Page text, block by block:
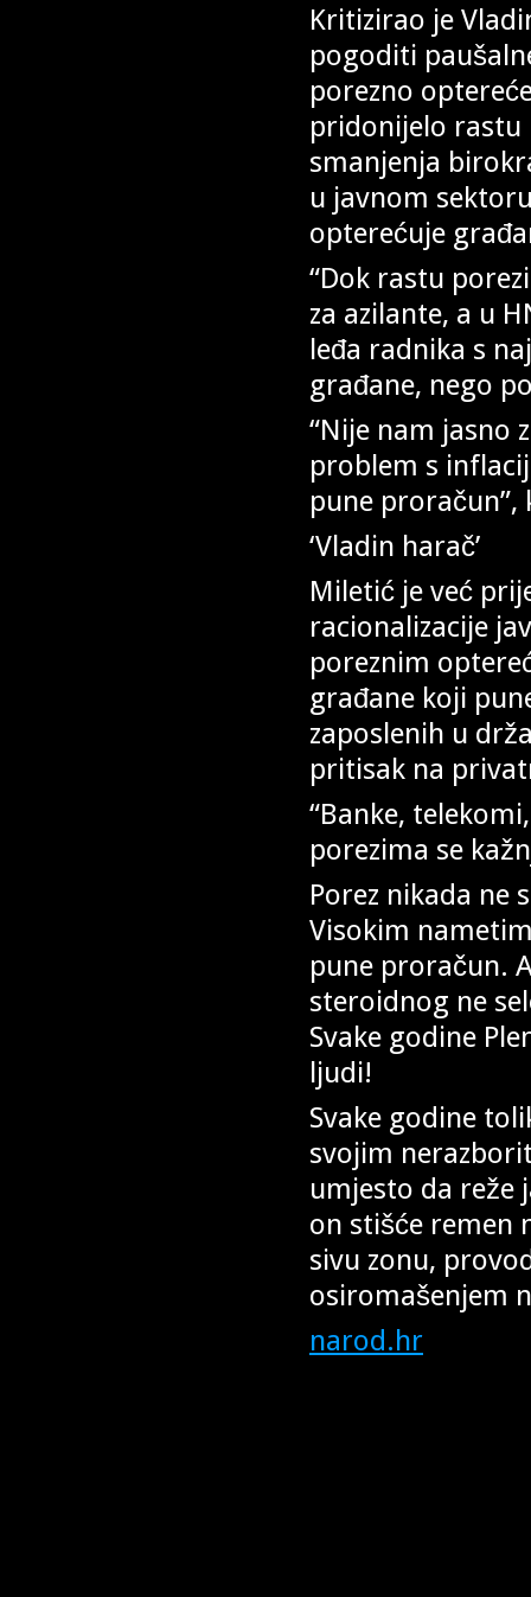
Kritizirao je
pogoditi
porezno
pridonijelo rastu
smanjenja
u javnom
opterećuje
“Dok rastu
za azilante, a u
leđa radnika s
građane, nego
“Nije nam jasno
problem s
pune proračun”,
‘Vladin harač’
Miletić je već
racionalizacije
poreznim
građane koji
zaposlenih u
pritisak na
“Banke,
porezima se
Porez nikada ne
Visokim
pune proračun.
steroidnog ne
Svake godine
ljudi!
Svake godine
svojim
umjesto da reže
on stišće remen
sivu zonu,
osiromašenjem
narod.hr